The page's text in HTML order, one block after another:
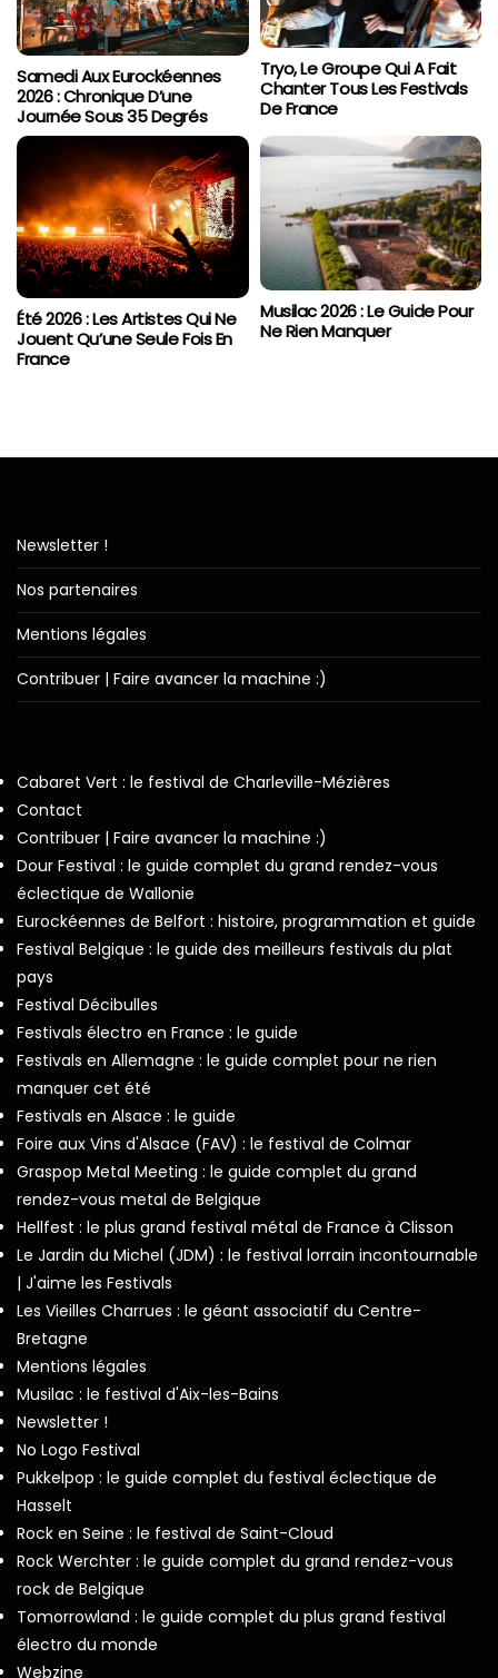
Samedi Aux Eurockéennes
2026 : Chronique D’une
Journée Sous 35 Degrés
Tryo, Le Groupe Qui A Fait
Chanter Tous Les Festivals
De France
Été 2026 : Les Artistes Qui Ne
Jouent Qu’une Seule Fois En
France
Musilac 2026 : Le Guide Pour
Ne Rien Manquer
Newsletter !
Nos partenaires
Mentions légales
Contribuer | Faire avancer la machine :)
Cabaret Vert : le festival de Charleville-Mézières
Contact
Contribuer | Faire avancer la machine :)
Dour Festival : le guide complet du grand rendez-vous
éclectique de Wallonie
Eurockéennes de Belfort : histoire, programmation et guide
Festival Belgique : le guide des meilleurs festivals du plat
pays
Festival Décibulles
Festivals électro en France : le guide
Festivals en Allemagne : le guide complet pour ne rien
manquer cet été
Festivals en Alsace : le guide
Foire aux Vins d'Alsace (FAV) : le festival de Colmar
Graspop Metal Meeting : le guide complet du grand
rendez-vous metal de Belgique
Hellfest : le plus grand festival métal de France à Clisson
Le Jardin du Michel (JDM) : le festival lorrain incontournable
| J'aime les Festivals
Les Vieilles Charrues : le géant associatif du Centre-
Bretagne
Mentions légales
Musilac : le festival d'Aix-les-Bains
Newsletter !
No Logo Festival
Pukkelpop : le guide complet du festival éclectique de
Hasselt
Rock en Seine : le festival de Saint-Cloud
Rock Werchter : le guide complet du grand rendez-vous
rock de Belgique
Tomorrowland : le guide complet du plus grand festival
électro du monde
Webzine